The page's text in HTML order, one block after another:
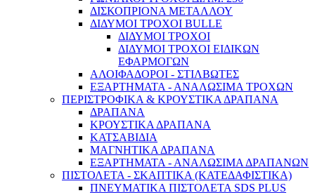
ΔΙΣΚΟΠΡΙΟΝΑ ΜΕΤΑΛΛΟΥ
ΔΙΔΥΜΟΙ ΤΡΟΧΟΙ BULLE
ΔΙΔΥΜΟΙ ΤΡΟΧΟΙ
ΔΙΔΥΜΟΙ ΤΡΟΧΟΙ ΕΙΔΙΚΩΝ
ΕΦΑΡΜΟΓΩΝ
ΑΛΟΙΦΑΔΟΡΟΙ - ΣΤΙΛΒΩΤΕΣ
ΕΞΑΡΤΗΜΑΤΑ - ΑΝΑΛΩΣΙΜΑ ΤΡΟΧΩΝ
ΠΕΡΙΣΤΡΟΦΙΚΑ & ΚΡΟΥΣΤΙΚΑ ΔΡΑΠΑΝΑ
ΔΡΑΠΑΝΑ
ΚΡΟΥΣΤΙΚΑ ΔΡΑΠΑΝΑ
ΚΑΤΣΑΒΙΔΙΑ
ΜΑΓΝΗΤΙΚΑ ΔΡΑΠΑΝΑ
ΕΞΑΡΤΗΜΑΤΑ - ΑΝΑΛΩΣΙΜΑ ΔΡΑΠΑΝΩΝ
ΠΙΣΤΟΛΕΤΑ - ΣΚΑΠΤΙΚΑ (ΚΑΤΕΔΑΦΙΣΤΙΚΑ)
ΠΝΕΥΜΑΤΙΚΑ ΠΙΣΤΟΛΕΤΑ SDS PLUS